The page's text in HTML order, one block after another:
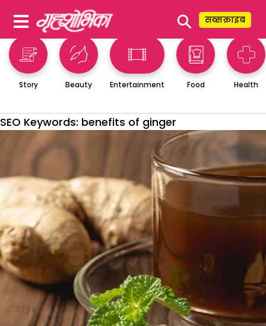
⚲ सब्सक्राइब
Story Beauty Entertainment Food Health
SEO Keywords: benefits of ginger